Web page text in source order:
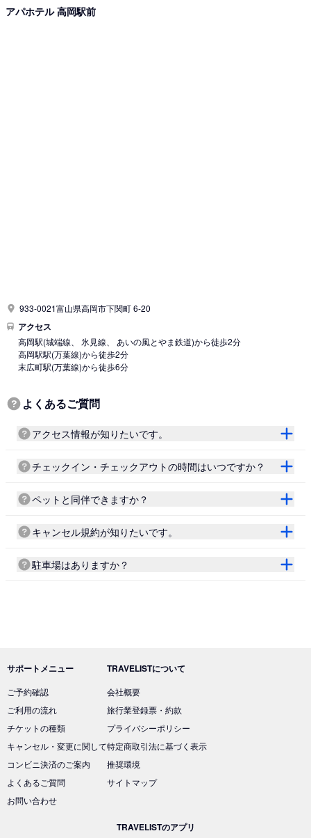
アパホテル 高岡駅前
933-0021富山県高岡市下関町 6-20
アクセス
高岡駅(城端線、 氷見線、 あいの風とやま鉄道)から徒歩2分
高岡駅駅(万葉線)から徒歩2分
末広町駅(万葉線)から徒歩6分
よくあるご質問
アクセス情報が知りたいです。
チェックイン・チェックアウトの時間はいつですか？
ペットと同伴できますか？
キャンセル規約が知りたいです。
駐車場はありますか？
サポートメニュー
ご予約確認
ご利用の流れ
チケットの種類
キャンセル・変更に関して
コンビニ決済のご案内
よくあるご質問
お問い合わせ
TRAVELISTについて
会社概要
旅行業登録票・約款
プライバシーポリシー
特定商取引法に基づく表示
推奨環境
サイトマップ
TRAVELISTのアプリ